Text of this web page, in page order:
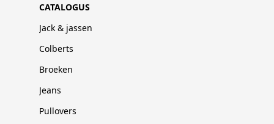
CATALOGUS
Jack & jassen
Colberts
Broeken
Jeans
Pullovers